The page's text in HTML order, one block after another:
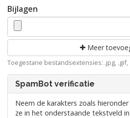
Bijlagen
Meer
Toegestane bestandsextensies: .jpg, .gif,
SpamBot verificatie
Neem de karakters zoals
ze in het onderstaande tekstveld in.